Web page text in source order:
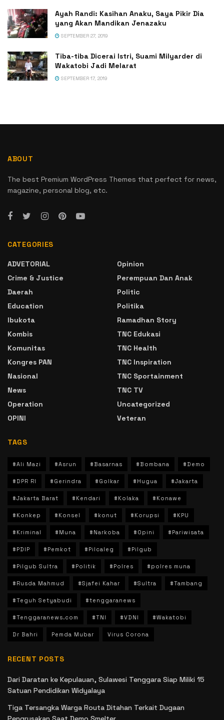
Ayah Randi: Kasihan Anaku, Saya Pikir Dia
yang Akan Mandikan Jenazaku
SEPTEMBER 27, 2019
Tiba-tiba Dicerai Istri, Suami Milyarder di
Wakatobi Jadi Melarat
SEPTEMBER 17, 2019
ABOUT
The best Premium WordPress Themes that perfect for news,
magazine, personal blog, etc.
CATEGORIES
ADVETORIAL
Crime & Justice
Daerah
Education
Ibukota
Kombis
Komunitas
Kongres PAN
Nasional
News
Operation
OPINI
Opinion
Perempuan Dan Anak
Politic
Politika
Ramadhan Story
TNC Edukasi
TNC Health
TNC Inspiration
TNC Sportainment
TNC TV
Uncategorized
Veteran
TAGS
#Ali Mazi #Asrun #Basarnas #Bombana #Demo
#DPR RI #Gerindra #Golkar #Hugua #Jakarta
#Jakarta Barat #Kendari #Kolaka #Konawe
#Konkep #Konsel #konut #Korupsi #KPU
#Kriminal #Muna #Narkoba #Opini #Pariwisata
#PDIP #Pemkot #Pilcaleg #Pilgub
#Pilgub Sultra #Politik #Polres #polres muna
#Rusda Mahmud #Sjafei Kahar #Sultra #Tambang
#Teguh Setyabudi #tenggaranews
#Tenggaranews.com #TNI #VDNI #Wakatobi
Dr Bahri Pemda Mubar Virus Corona
RECENT POSTS
Dari Daratan ke Kepulauan, Sulawesi Tenggara Siap Miliki 15
Satuan Pendidikan Widyalaya
Tiga Tersangka Warga Routa Ditahan Terkait Dugaan